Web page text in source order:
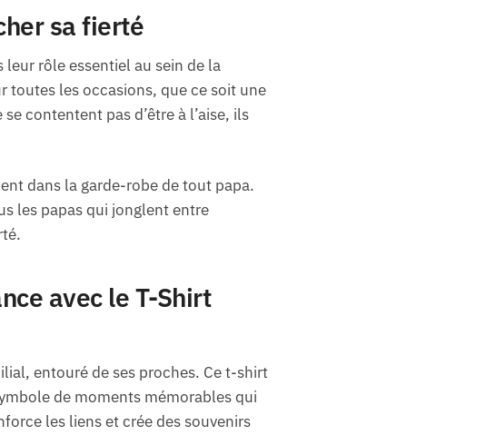
sa fierté
rôle essentiel au sein de la
les occasions, que ce soit une
contentent pas d’être à l’aise, ils
dans la garde-robe de tout papa.
les papas qui jonglent entre
avec le T-Shirt
entouré de ses proches. Ce t-shirt
de moments mémorables qui
les liens et crée des souvenirs